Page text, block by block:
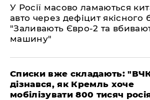
У Росії масово ламаються
авто через дефіцит якісного
"Заливають Євро-2 та
машину"
Списки вже складають:
дізнався, як Кремль хоче
мобілізувати 800 тисяч